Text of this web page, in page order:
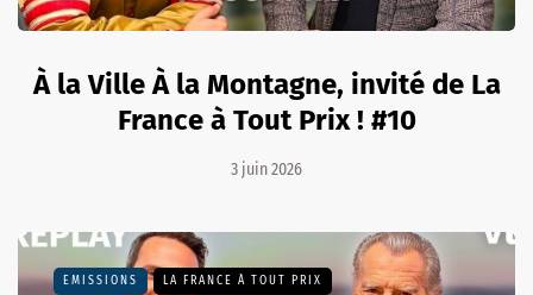
À la Ville À la Montagne, invité de La
France à Tout Prix ! #10
3 juin 2026
EMISSIONS LA FRANCE À TOUT PRIX